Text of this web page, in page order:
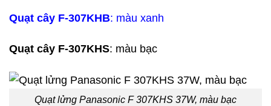
Quạt cây F-307KHB: màu xanh
Quạt cây F-307KHS: màu bạc
Quạt lửng Panasonic F 307KHS 37W, màu bạc